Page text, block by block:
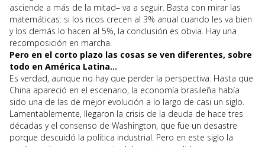
asciende a más de la mitad– va a seguir. Basta con mirar las
matemáticas: si los ricos crecen al 3% anual cuando les va bien
y los demás lo hacen al 5%, la conclusión es obvia. Hay una
recomposición en marcha.
Pero en el corto plazo las cosas se ven diferentes, sobre
todo en América Latina…
Es verdad, aunque no hay que perder la perspectiva. Hasta que
China apareció en el escenario, la economía brasileña había
sido una de las de mejor evolución a lo largo de casi un siglo.
Lamentablemente, llegaron la crisis de la deuda de hace tres
décadas y el consenso de Washington, que fue un desastre
porque descuidó la política industrial. Pero en este siglo la